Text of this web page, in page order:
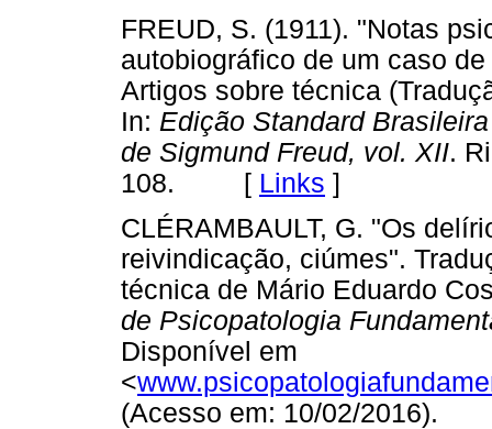
FREUD, S. (1911). "Notas
autobiográfico de um caso
Artigos sobre técnica
In: Edição Standard
de Sigmund Freud, vol. XII.
108. [ Links ]
CLÉRAMBAULT, G. "Os
reivindicação, ciúmes".
técnica de Mário Eduardo
de Psicopatologia
Disponível em
<
(Acesso em: 10/02/